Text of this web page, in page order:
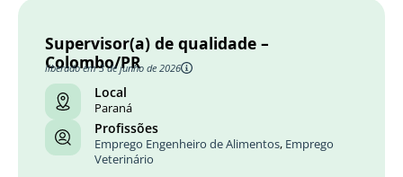
Supervisor(a) de qualidade –
Colombo/PR
liberado em 3 de junho de 2026
Local
Paraná
Profissões
Emprego Engenheiro de Alimentos, Emprego
Veterinário